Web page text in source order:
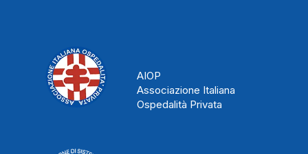
AIOP
Associazione Italiana
Ospedalità Privata